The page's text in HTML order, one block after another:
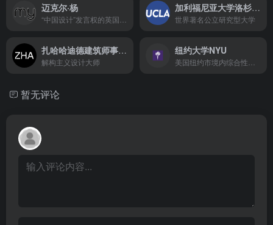
迈克尔·杨 加利福尼亚大学洛杉矶分校
世界著名公立研究型大学
扎哈哈迪德建筑师事务所
解构主义设计大师
纽约大学NYU
暂无评论